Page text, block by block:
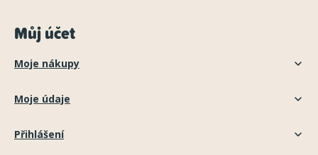
Můj účet
Moje nákupy
Moje údaje
Přihlášení